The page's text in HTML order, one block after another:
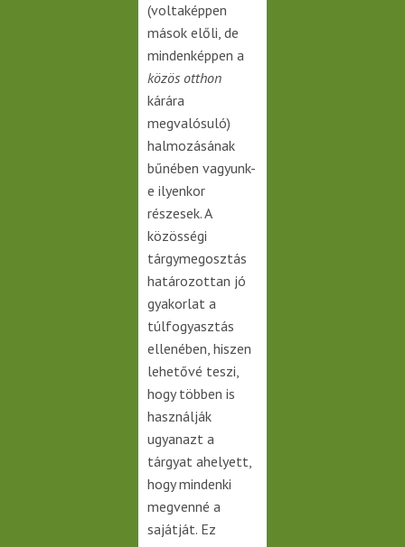
(voltaképpen
mások előli, de
mindenképpen a
közös otthon
kárára
megvalósuló)
halmozásának
bűnében vagyunk-
e ilyenkor
részesek. A
közösségi
tárgymegosztás
határozottan jó
gyakorlat a
túlfogyasztás
ellenében, hiszen
lehetővé teszi,
hogy többen is
használják
ugyanazt a
tárgyat ahelyett,
hogy mindenki
megvenné a
sajátját. Ez